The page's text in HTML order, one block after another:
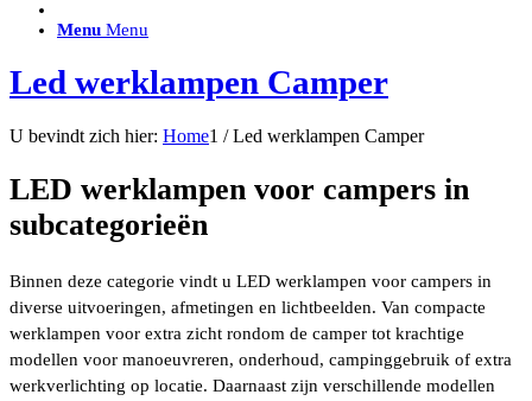
ACCESSOIRES/ AANSLUITMATERIAAL
Can-bus interface
Accessoires Lazer
Installatiemateriaal
Filters / beschermkap
Bedieningspanelen met kabel
Draadloos bedienen
SALES LEDVERLICHTING
Aanbiedingen
Menu Menu
Led werklampen Camper
U bevindt zich hier: Home1 / Led werklampen Camper
LED werklampen voor campers in
subcategorieën
Binnen deze categorie vindt u LED werklampen voor campers in
diverse uitvoeringen, afmetingen en lichtbeelden. Van compacte
werklampen voor extra zicht rondom de camper tot krachtige
modellen voor manoeuvreren, onderhoud, campinggebruik of extra
werkverlichting op locatie. Daarnaast zijn verschillende modellen